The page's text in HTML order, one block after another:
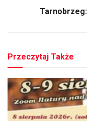
Przeczytaj Także